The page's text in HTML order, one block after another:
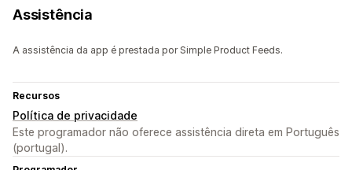
Assistência
A assistência da app é prestada por Simple Product Feeds.
Recursos
Política de privacidade
Este programador não oferece assistência direta em Português
(portugal).